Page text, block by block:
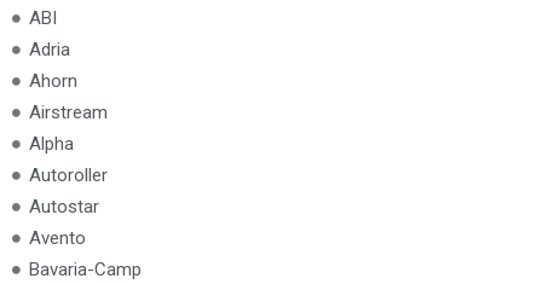
ABI
Adria
Ahorn
Airstream
Alpha
Autoroller
Autostar
Avento
Bavaria-Camp